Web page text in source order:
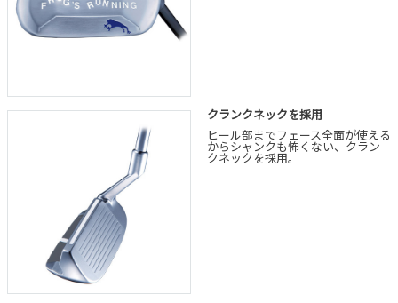
クランクネックを採用
ヒール部までフェース全面が使える
からシャンクも怖くない、クラン
クネックを採用。